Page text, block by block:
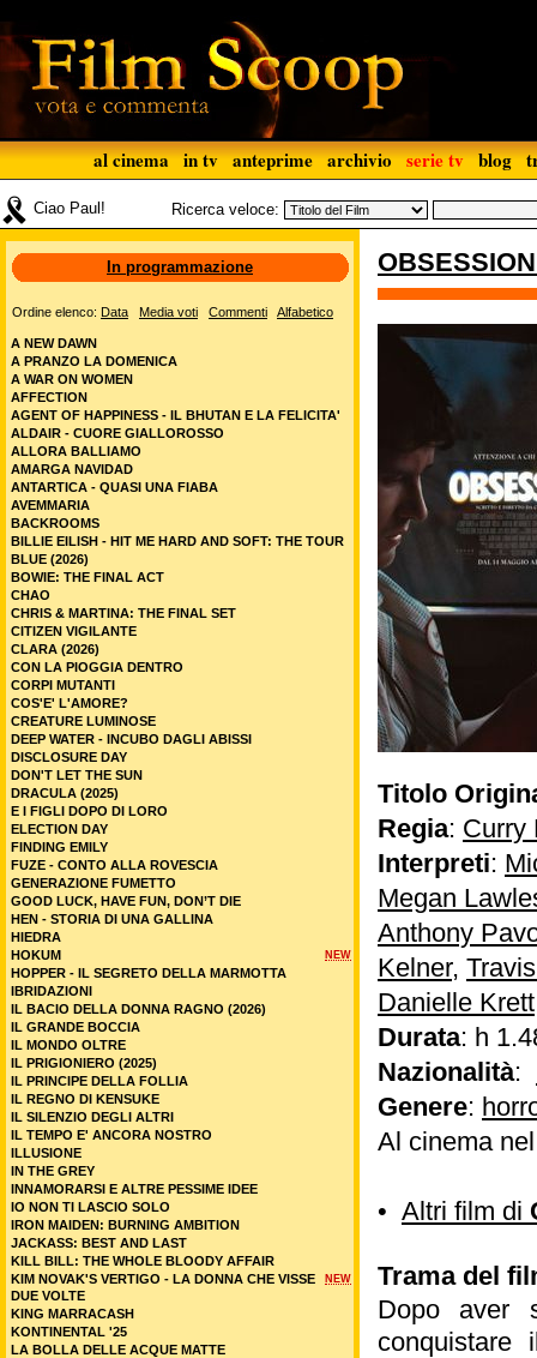
al cinema in tv anteprime archivio serie tv blog
Ciao Paul! Ricerca veloce:
Titolo
Regia: Curry
Interpreti:
Megan
Anthony
Kelner,
Danielle Krett
Durata: h
Nazionalità:
Genere:
Al cinema
• Altri film di
Trama del
Dopo aver
conquistare
In programmazione
Ordine elenco: Data Media voti Commenti Alfabetico
A NEW DAWN
A PRANZO LA DOMENICA
A WAR ON WOMEN
AFFECTION
AGENT OF HAPPINESS - IL BHUTAN E LA FELICITA'
ALDAIR - CUORE GIALLOROSSO
ALLORA BALLIAMO
AMARGA NAVIDAD
ANTARTICA - QUASI UNA FIABA
AVEMMARIA
BACKROOMS
BILLIE EILISH - HIT ME HARD AND SOFT: THE TOUR
BLUE (2026)
BOWIE: THE FINAL ACT
CHAO
CHRIS & MARTINA: THE FINAL SET
CITIZEN VIGILANTE
CLARA (2026)
CON LA PIOGGIA DENTRO
CORPI MUTANTI
COS'E' L'AMORE?
CREATURE LUMINOSE
DEEP WATER - INCUBO DAGLI ABISSI
DISCLOSURE DAY
DON'T LET THE SUN
DRACULA (2025)
E I FIGLI DOPO DI LORO
ELECTION DAY
FINDING EMILY
FUZE - CONTO ALLA ROVESCIA
GENERAZIONE FUMETTO
GOOD LUCK, HAVE FUN, DON’T DIE
HEN - STORIA DI UNA GALLINA
HIEDRA
NEW
HOKUM
HOPPER - IL SEGRETO DELLA MARMOTTA
IBRIDAZIONI
IL BACIO DELLA DONNA RAGNO (2026)
IL GRANDE BOCCIA
IL MONDO OLTRE
IL PRIGIONIERO (2025)
IL PRINCIPE DELLA FOLLIA
IL REGNO DI KENSUKE
IL SILENZIO DEGLI ALTRI
IL TEMPO E' ANCORA NOSTRO
ILLUSIONE
IN THE GREY
INNAMORARSI E ALTRE PESSIME IDEE
IO NON TI LASCIO SOLO
IRON MAIDEN: BURNING AMBITION
JACKASS: BEST AND LAST
KILL BILL: THE WHOLE BLOODY AFFAIR
NEW
KIM NOVAK'S VERTIGO - LA DONNA CHE VISSE
DUE VOLTE
KING MARRACASH
KONTINENTAL '25
LA BOLLA DELLE ACQUE MATTE